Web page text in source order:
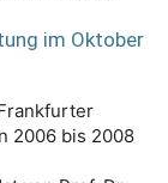
im Oktober
2006 bis 2008